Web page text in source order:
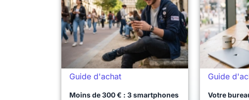
Guide d'achat
Moins de 300 € : 3 smartphones
Guide
Votre